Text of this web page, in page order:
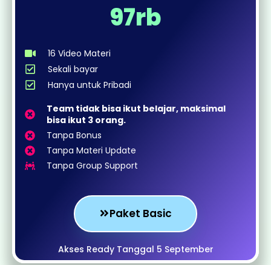
97rb
16 Video Materi
Sekali bayar
Hanya untuk Pribadi
Team tidak bisa ikut belajar, maksimal
bisa ikut 3 orang.
Tanpa Bonus
Tanpa Materi Update
Tanpa Group Support
Paket Basic
Akses Ready Tanggal 5 September